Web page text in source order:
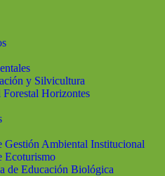
y Silvicultura
Horizontes
Gestión Ambiental Institucional
Ecoturismo
de Educación Biológica